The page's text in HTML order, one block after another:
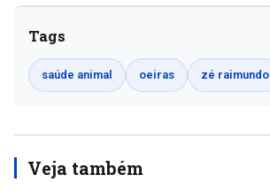
Tags
saúde animal oeiras zé raimundo
Veja também